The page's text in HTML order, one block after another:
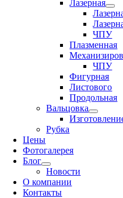
Лазерная
ЧПУ
Плазменная
ЧПУ
Фигурная
Листового
Продольная
Вальцовка
Рубка
Цены
Фотогалерея
Блог
Новости
О компании
Контакты